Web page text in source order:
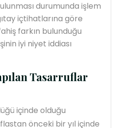
durumunda işlem
içtihatlarına göre
farkın bulunduğu
iyi niyet iddiası
Tasarruflar
içinde olduğu
önceki bir yıl içinde